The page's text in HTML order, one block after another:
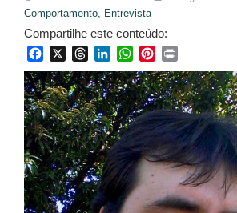
Comportamento,
Entrevista
Compartilhe este conteúdo:
FacebookThreadsLinkedInWhatsApp
Pinterest